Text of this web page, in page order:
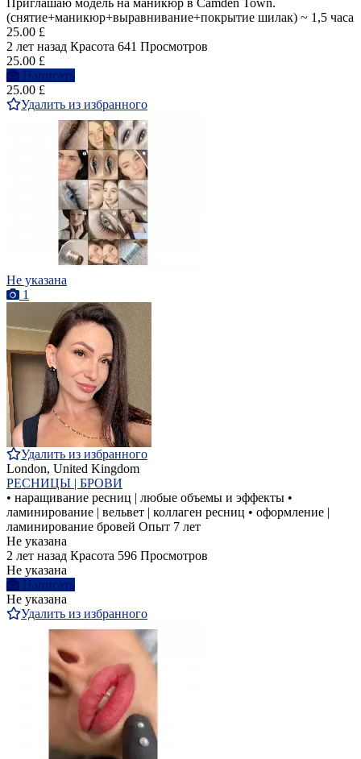
Приглашаю модель на маникюр в Camden Town.
(снятие+маникюр+выравнивание+покрытие шилак) ~ 1,5 часа
25.00 £
2 лет назад Красота 641 Просмотров
25.00 £
Написать
25.00 £
Удалить из избранного
Не указана
1
Удалить из избранного
London, United Kingdom
РЕСНИЦЫ | БРОВИ
• наращивание ресниц | любые объемы и эффекты •
ламинирование | вельвет | коллаген ресниц • оформление |
ламинирование бровей Опыт 7 лет
Не указана
2 лет назад Красота 596 Просмотров
Не указана
Написать
Не указана
Удалить из избранного